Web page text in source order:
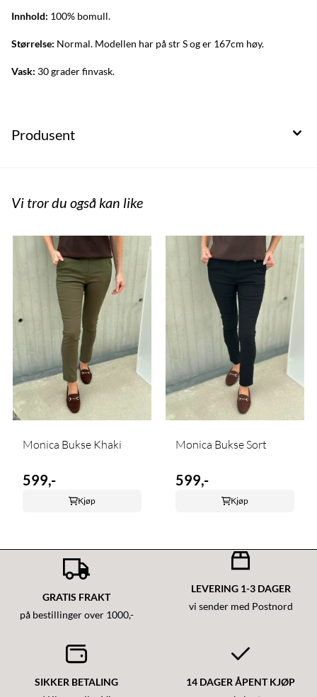
Innhold: 100% bomull.
Størrelse: Normal. Modellen har på str S og er 167cm høy.
Vask: 30 grader finvask.
Produsent
Vi tror du også kan like
Monica Bukse Khaki
599,-
Kjøp
Monica Bukse Sort
599,-
Kjøp
GRATIS FRAKT
på bestillinger over 1000,-
LEVERING 1-3 DAGER
vi sender med Postnord
SIKKER BETALING 14 DAGER ÅPENT KJØP